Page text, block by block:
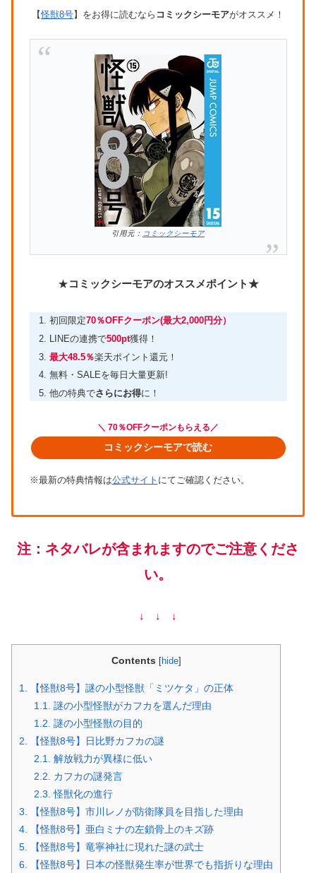
【怪獣8号】をお得に読むなら コミックシーモアがオススメ！
引用元： コミックシーモア
★コミックシーモアのオススメポイント★
初回限定70％OFFクーポン(最大2,000円分）
LINEの連携で500pt獲得！
最大48.5％楽天ポイント還元！
無料・SALEを毎日大量更新!
他の特典でさらにお得に！
＼ 70％OFFクーポンもらえる／
コミックシーモアで読む
※最新の特典情報は公式サイト にてご確認ください。
注：ネタバレが含まれますのでご注意くださ
い。
↓ ↓ ↓
Contents [hide]
1. 【怪獣8号】謎の小型怪獣「ミツケタ」の正体
1.1. 謎の小型怪獣がカフカを選んだ理由
1.2. 謎の小型怪獣の目的
2. 【怪獣8号】日比野カフカの謎
2.1. 解放戦力が異様に低い
2.2. カフカの謎発言
2.3. 怪獣化の進行
3. 【怪獣8号】市川レノが防衛隊員を目指した理由
4. 【怪獣8号】亜白ミナの左鎖骨上のキズ跡
5. 【怪獣8号】竜寧神社に現れた謎の武士
6. 【怪獣8号】日本の怪獣発生率が世界でも指折りな理由